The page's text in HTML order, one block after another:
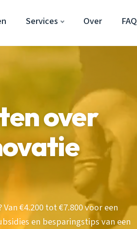
Services Over FAQ
over
€4.200 tot €7.800 voor een
en besparingstips van een